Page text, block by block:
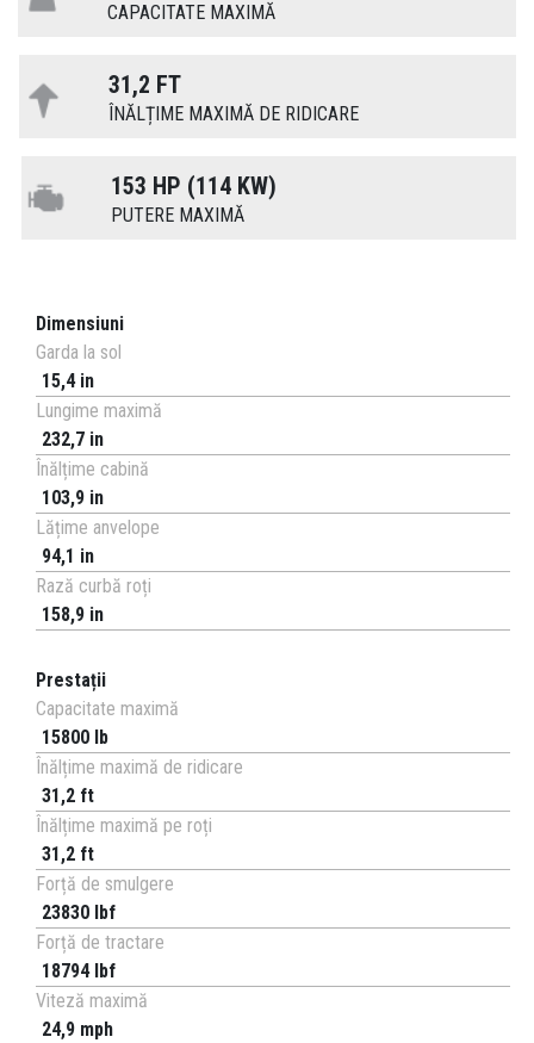
CAPACITATE MAXIMĂ
31,2 FT
ÎNĂLȚIME MAXIMĂ DE RIDICARE
153 HP (114 KW)
PUTERE MAXIMĂ
Dimensiuni
Garda la sol
15,4 in
Lungime maximă
232,7 in
Înălțime cabină
103,9 in
Lățime anvelope
94,1 in
Rază curbă roți
158,9 in
Prestații
Capacitate maximă
15800 lb
Înălțime maximă de ridicare
31,2 ft
Înălțime maximă pe roți
31,2 ft
Forță de smulgere
23830 lbf
Forță de tractare
18794 lbf
Viteză maximă
24,9 mph